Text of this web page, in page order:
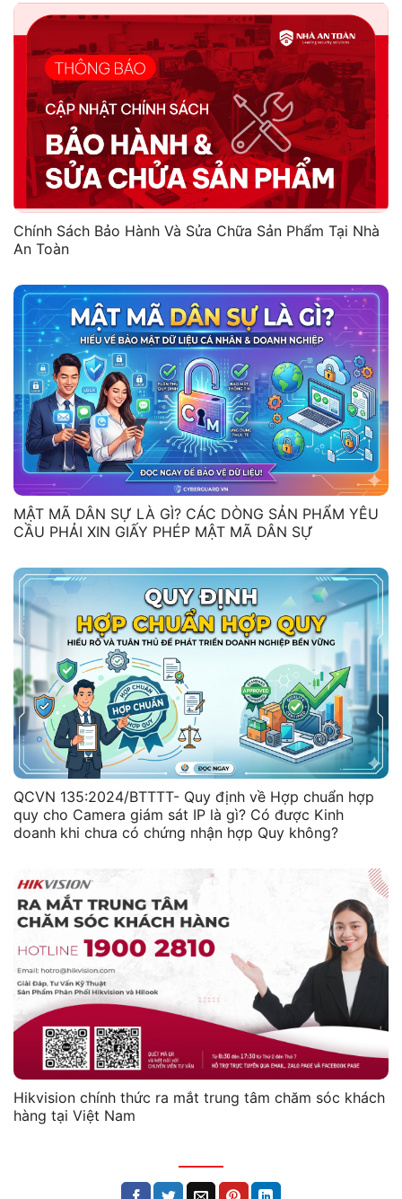
Chính Sách Bảo Hành Và Sửa Chữa Sản Phẩm Tại Nhà
An Toàn
MẬT MÃ DÂN SỰ LÀ GÌ? CÁC DÒNG SẢN PHẨM YÊU
CẦU PHẢI XIN GIẤY PHÉP MẬT MÃ DÂN SỰ
QCVN 135:2024/BTTTT- Quy định về Hợp chuẩn hợp
quy cho Camera giám sát IP là gì? Có được Kinh
doanh khi chưa có chứng nhận hợp Quy không?
Hikvision chính thức ra mắt trung tâm chăm sóc khách
hàng tại Việt Nam